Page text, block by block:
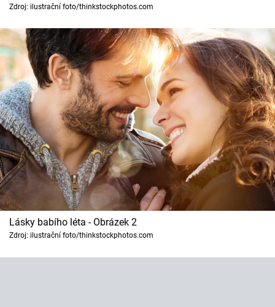
Sledujte prima+
Filmový festival Karlovy Vary
Pořady
Mámy sobě
Přihlášení
Sledujte nás
Zdroj: ilustrační foto/thinkstockphotos.com
Lásky babího léta - Obrázek 2
Zdroj: ilustrační foto/thinkstockphotos.com